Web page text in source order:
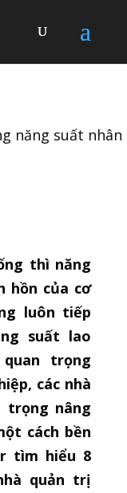
năng suất nhân
thì năng
hồn của cơ
luôn tiếp
suất lao
trọng
các nhà
trọng nâng
cách bền
tìm hiểu 8
quản trị